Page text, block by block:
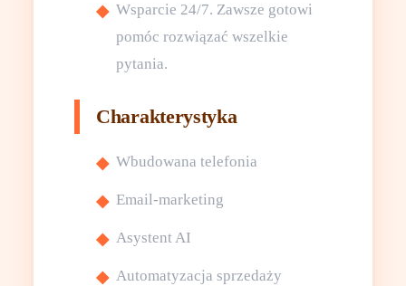
Wsparcie 24/7. Zawsze gotowi
pomóc rozwiązać wszelkie
pytania.
Charakterystyka
Wbudowana telefonia
Email-marketing
Asystent AI
Automatyzacja sprzedaży